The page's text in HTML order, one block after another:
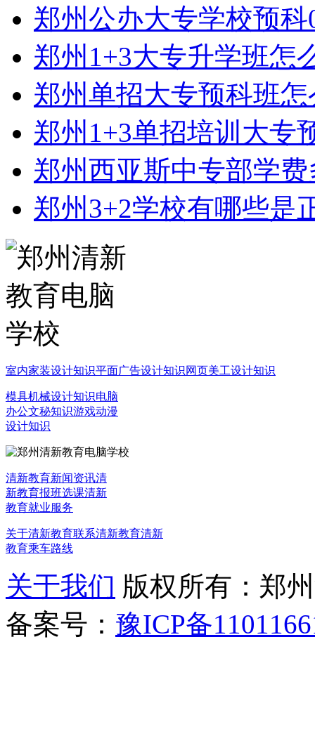
郑州公办大专学校预
郑州1+3大专升学班怎
郑州单招大专预科班
郑州1+3单招培训大专
郑州西亚斯中专部学
郑州3+2学校有哪些是
室内家装设计知识平面广告设计知识网页美工设计知识
模具机械设计知识电脑
办公文秘知识游戏动漫
设计知识
清新教育新闻资讯清
新教育报班选课清新
教育就业服务
关于清新教育联系清新教育清新
教育乘车路线
关于我们 版权所有：郑
备案号： 豫ICP备